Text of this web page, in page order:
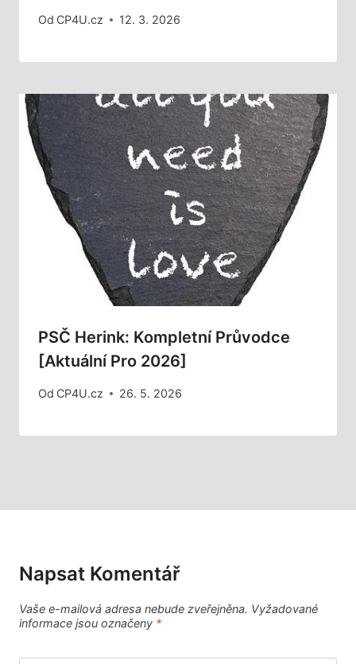
Od CP4U.cz 12. 3. 2026
PSČ Herink: Kompletní Průvodce
[Aktuální Pro 2026]
Od CP4U.cz 26. 5. 2026
Napsat Komentář
Vaše e-mailová adresa nebude zveřejněna. Vyžadované
informace jsou označeny *